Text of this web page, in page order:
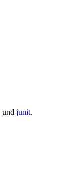
und junit.